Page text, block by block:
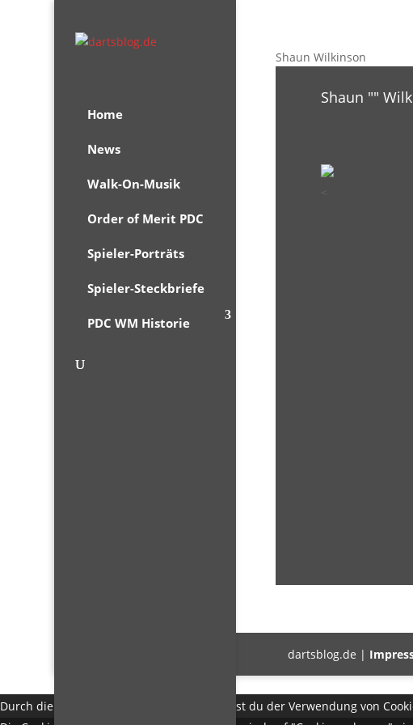
Home
News
Walk-On-Musik
Order of Merit PDC
Spieler-Porträts
Spieler-Steckbriefe
PDC WM Historie
Shaun Wilkinson
Shaun ""
dartsblog.de |
Durch die weitere Nutzung der Seite stimmst du der Verwendung von